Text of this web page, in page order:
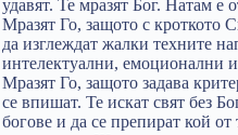
удавят. Те мразят Бог. Натам е
Мразят Го, защото с кроткото
да изглеждат жалки техните
интелектуални, емоционални
Мразят Го, защото задава
се впишат. Те искат свят без
богове и да се препират кой от